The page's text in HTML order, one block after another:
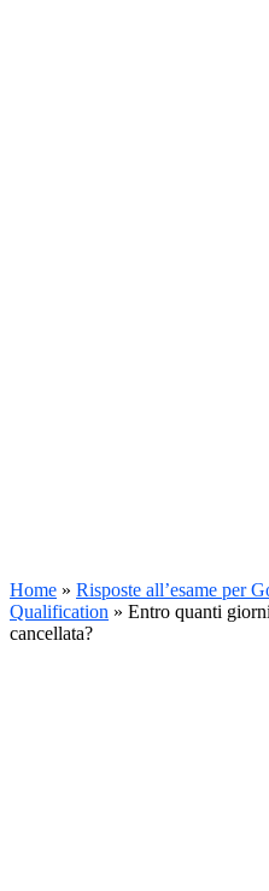
Home » Risposte all’esame per
Qualification » Entro quanti
cancellata?